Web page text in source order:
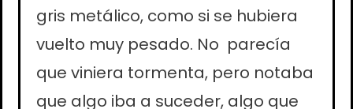
gris metálico, como si se hubiera
vuelto muy pesado. No parecía
que viniera tormenta, pero notaba
que algo iba a suceder, algo que